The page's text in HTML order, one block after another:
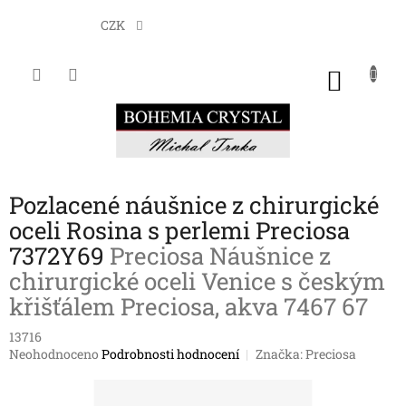
CZK
Pozlacené náušnice z chirurgické
oceli Rosina s perlemi Preciosa
7372Y69 Preciosa Náušnice z
chirurgické oceli Venice s českým
křišťálem Preciosa, akva 7467 67
13716
Průměrné
Neohodnoceno Podrobnosti hodnocení Značka:Preciosa